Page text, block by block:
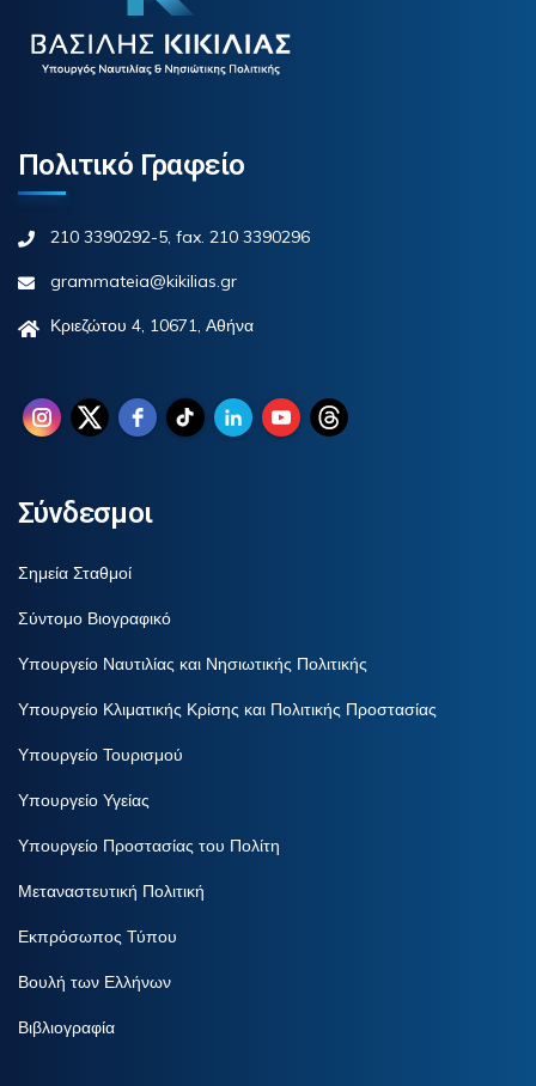
Πολιτικό Γραφείο
210 3390292-5, fax. 210 3390296
grammateia@kikilias.gr
Κριεζώτου 4, 10671, Αθήνα
Σύνδεσμοι
Σημεία Σταθμοί
Σύντομο Βιογραφικό
Υπουργείο Ναυτιλίας και Νησιωτικής Πολιτικής
Υπουργείο Κλιματικής Κρίσης και Πολιτικής Προστασίας
Υπουργείο Τουρισμού
Υπουργείο Υγείας
Υπουργείο Προστασίας του Πολίτη
Μεταναστευτική Πολιτική
Εκπρόσωπος Τύπου
Βουλή των Ελλήνων
Βιβλιογραφία